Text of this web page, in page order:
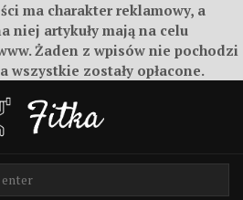
ma charakter reklamowy, a
niej artykuły mają na celu
Żaden z wpisów nie pochodzi
wszystkie zostały opłacone.